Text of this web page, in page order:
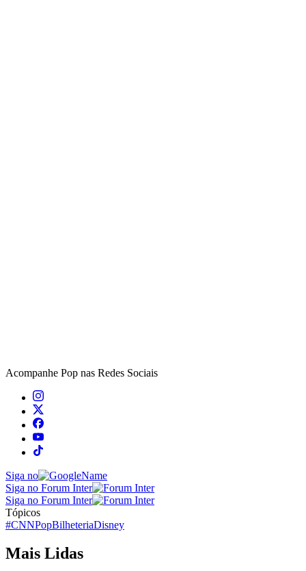
Acompanhe Pop nas Redes Sociais
Siga no
Siga no Forum Inter
Siga no Forum Inter
Tópicos
#CNNPopBilheteriaDisney
Mais Lidas